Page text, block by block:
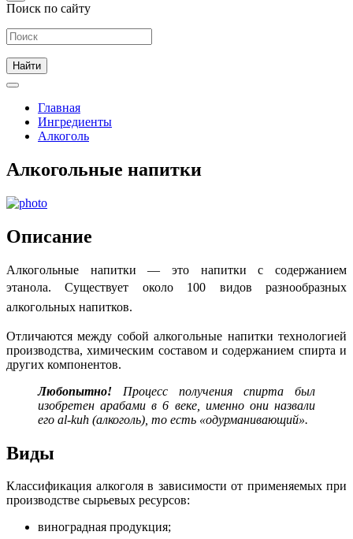
Поиск по сайту
Главная
Ингредиенты
Алкоголь
Алкогольные напитки
Описание
Алкогольные напитки — это напитки с содержанием
этанола.Существует около 100 видов разнообразных
алкогольных напитков.
Отличаются между собой алкогольные напитки технологией
производства, химическим составом и содержанием спирта и
других компонентов.
Любопытно! Процесс получения спирта был
изобретен арабами в 6 веке, именно они назвали
его al-kuh (алкоголь), то есть «одурманивающий».
Виды
Классификация алкоголя в зависимости от применяемых при
производстве сырьевых ресурсов:
виноградная продукция;